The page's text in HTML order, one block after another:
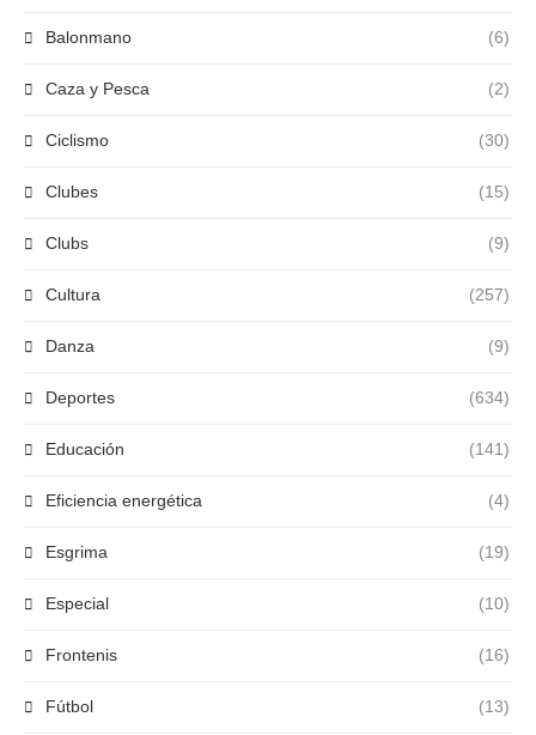
Balonmano (6)
Caza y Pesca (2)
Ciclismo (30)
Clubes (15)
Clubs (9)
Cultura (257)
Danza (9)
Deportes (634)
Educación (141)
Eficiencia energética (4)
Esgrima (19)
Especial (10)
Frontenis (16)
Fútbol (13)